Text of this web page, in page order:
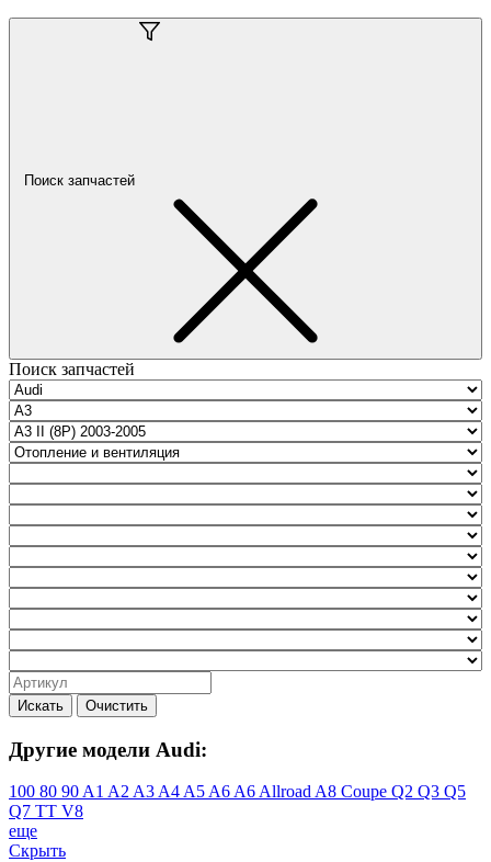
Поиск запчастей
Поиск запчастей
Искать Очистить
Другие модели Audi:
100 80 90 A1 A2 A3 A4 A5 A6 A6 Allroad A8 Coupe Q2 Q3 Q5
Q7 TT V8
еще
Скрыть